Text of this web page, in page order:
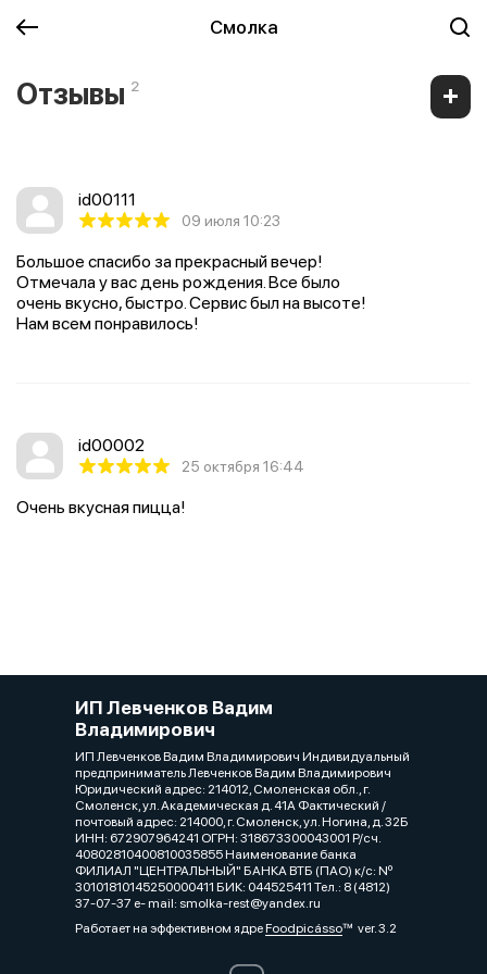
Смолка
Отзывы 2
id00111
09 июля 10:23
Большое спасибо за прекрасный вечер!
Отмечала у вас день рождения. Все было
очень вкусно, быстро. Сервис был на высоте!
Нам всем понравилось!
id00002
25 октября 16:44
Очень вкусная пицца!
ИП Левченков Вадим
Владимирович
ИП Левченков Вадим Владимирович Индивидуальный
предприниматель Левченков Вадим Владимирович
Юридический адрес: 214012, Смоленская обл., г.
Смоленск, ул. Академическая д. 41А Фактический /
почтовый адрес: 214000, г. Смоленск, ул. Ногина, д. 32Б
ИНН: 672907964241 ОГРН: 318673300043001 Р/сч.
40802810400810035855 Наименование банка
ФИЛИАЛ "ЦЕНТРАЛЬНЫЙ" БАНКА ВТБ (ПАО) к/c: Nº
30101810145250000411 БИК: 044525411 Тел.: 8 (4812)
37-07-37 e- mail: smolka-rest@yandex.ru
Работает на эффективном ядреFoodpicássover. 3.2